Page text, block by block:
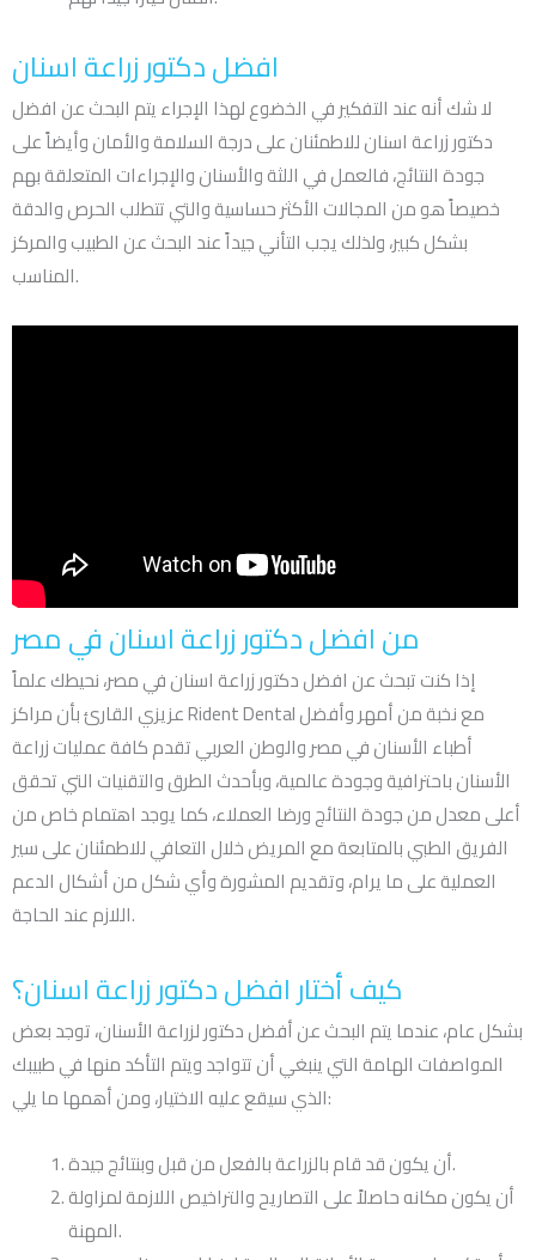
افضل دكتور زراعة اسنان
لا شك أنه عند التفكير في الخضوع لهذا الإجراء يتم البحث عن افضل
دكتور زراعة اسنان للاطمئنان على درجة السلامة والأمان وأيضاً على
جودة النتائج، فالعمل في اللثة والأسنان والإجراءات المتعلقة بهم
خصيصاً هو من المجالات الأكثر حساسية والتي تتطلب الحرص والدقة
بشكل كبير، ولذلك يجب التأني جيداً عند البحث عن الطبيب والمركز
المناسب.
من افضل دكتور زراعة اسنان في مصر
إذا كنت تبحث عن افضل دكتور زراعة اسنان في مصر، نحيطك علماً
عزيزي القارئ بأن مراكز Rident Dental مع نخبة من أمهر وأفضل
أطباء الأسنان في مصر والوطن العربي تقدم كافة عمليات زراعة
الأسنان باحترافية وجودة عالمية، وبأحدث الطرق والتقنيات التي تحقق
أعلى معدل من جودة النتائج ورضا العملاء، كما يوجد اهتمام خاص من
الفريق الطبي بالمتابعة مع المريض خلال التعافي للاطمئنان على سير
العملية على ما يرام، وتقديم المشورة وأي شكل من أشكال الدعم
اللازم عند الحاجة.
كيف أختار افضل دكتور زراعة اسنان؟
بشكل عام، عندما يتم البحث عن أفضل دكتور لزراعة الأسنان، توجد بعض
المواصفات الهامة التي ينبغي أن تتواجد ويتم التأكد منها في طبيبك
الذي سيقع عليه الاختيار، ومن أهمها ما يلي:
أن يكون قد قام بالزراعة بالفعل من قبل وبنتائج جيدة.
أن يكون مكانه حاصلاً على التصاريح والتراخيص اللازمة لمزاولة
المهنة.